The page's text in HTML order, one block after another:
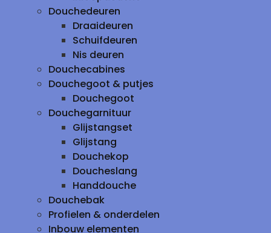
Douchedeuren
Draaideuren
Schuifdeuren
Nis deuren
Douchecabines
Douchegoot & putjes
Douchegoot
Douchegarnituur
Glijstangset
Glijstang
Douchekop
Doucheslang
Handdouche
Douchebak
Profielen & onderdelen
Inbouw elementen